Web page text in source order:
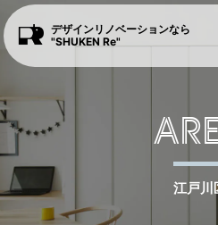
デザインリノベーションなら
"SHUKEN Re"
江戸川